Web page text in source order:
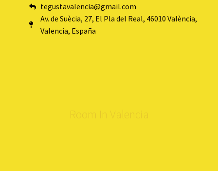
tegustavalencia@gmail.com
Av. de Suècia, 27, El Pla del Real, 46010 València,
Valencia, España
Room In Valencia